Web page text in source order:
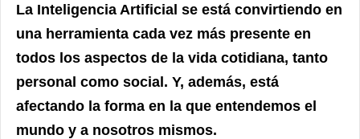
La Inteligencia Artificial se está convirtiendo en
una herramienta cada vez más presente en
todos los aspectos de la vida cotidiana, tanto
personal como social. Y, además, está
afectando la forma en la que entendemos el
mundo y a nosotros mismos.